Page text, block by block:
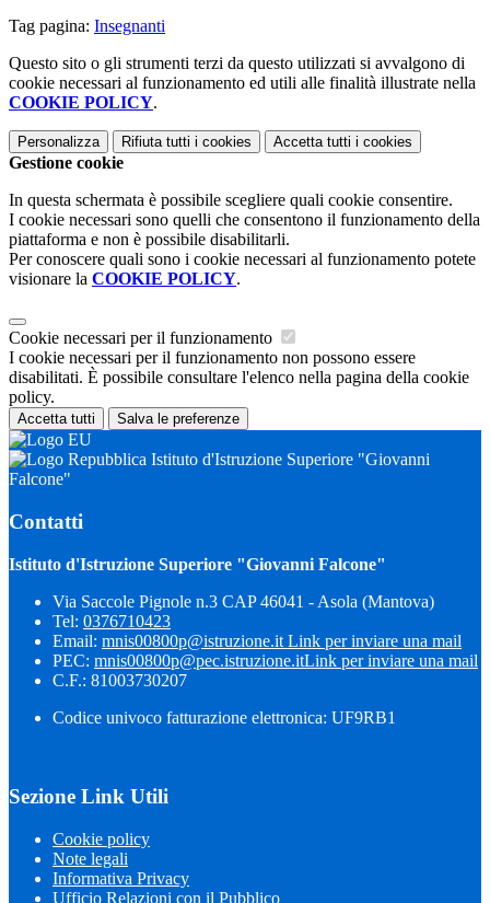
Tag pagina: Insegnanti
Questo sito o gli strumenti terzi da questo utilizzati si avvalgono di
cookie necessari al funzionamento ed utili alle finalità illustrate nella
COOKIE POLICY.
Personalizza Rifiuta tutti i cookies Accetta tutti i cookies
Gestione cookie
In questa schermata è possibile scegliere quali cookie consentire.
I cookie necessari sono quelli che consentono il funzionamento della
piattaforma e non è possibile disabilitarli.
Per conoscere quali sono i cookie necessari al funzionamento potete
visionare la COOKIE POLICY.
Cookie necessari per il funzionamento
I cookie necessari per il funzionamento non possono essere
disabilitati. È possibile consultare l'elenco nella pagina della cookie
policy.
Accetta tutti Salva le preferenze
Istituto d'Istruzione Superiore "Giovanni
Falcone"
Contatti
Istituto d'Istruzione Superiore "Giovanni Falcone"
Via Saccole Pignole n.3 CAP 46041 - Asola (Mantova)
Tel: 0376710423
Email: mnis00800p@istruzione.it Link per inviare una mail
PEC: mnis00800p@pec.istruzione.itLink per inviare una mail
C.F.: 81003730207
Codice univoco fatturazione elettronica: UF9RB1
Sezione Link Utili
Cookie policy
Note legali
Informativa Privacy
Ufficio Relazioni con il Pubblico